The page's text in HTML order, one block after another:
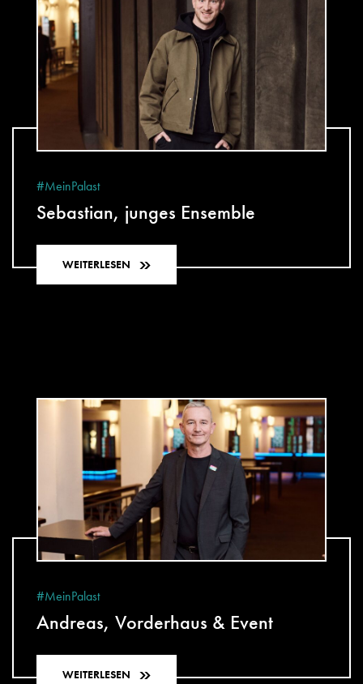
#MeinPalast
Sebastian, junges Ensemble
WEITERLESEN
#MeinPalast
Andreas, Vorderhaus & Event
WEITERLESEN